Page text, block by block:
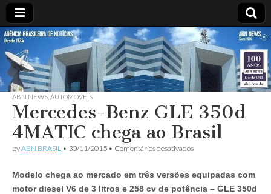
ABN
NEWS
Desde
1924:
ABN
Agência
Brasileira
de
Notícias
S.A.
ABN NEWS AUTOMÓVEIS
Mercedes-Benz GLE 350d
4MATIC chega ao Brasil
byABN BRASIL • 30/11/2015 • Comentários desativadosem
GLE
350d
Modelo chega ao mercado em três versões equipadas com
motor diesel V6 de 3 litros e 258 cv de potência – GLE 350d